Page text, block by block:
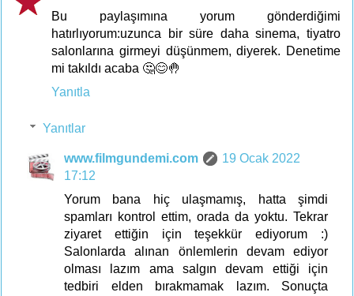
Bu paylaşımına yorum gönderdiğimi
hatırlıyorum:uzunca bir süre daha sinema, tiyatro
salonlarına girmeyi düşünmem, diyerek. Denetime
mi takıldı acaba 🤔😊🤚
Yanıtla
Yanıtlar
www.filmgundemi.com
19 Ocak 2022
17:12
Yorum bana hiç ulaşmamış, hatta şimdi
spamları kontrol ettim, orada da yoktu. Tekrar
ziyaret ettiğin için teşekkür ediyorum :)
Salonlarda alınan önlemlerin devam ediyor
olması lazım ama salgın devam ettiği için
tedbiri elden bırakmamak lazım. Sonuçta